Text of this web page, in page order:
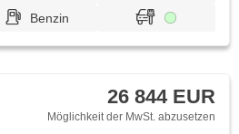
Benzin
26 844 EUR
Möglichkeit der MwSt. abzusetzen